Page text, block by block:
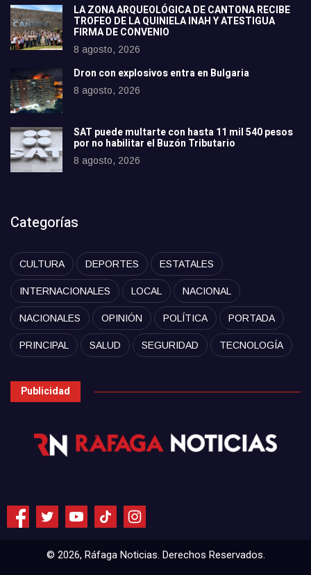
LA ZONA ARQUEOLÓGICA DE CANTONA RECIBE
TROFEO DE LA QUINIELA INAH Y ATESTIGUA
FIRMA DE CONVENIO
8 agosto, 2026
Dron con explosivos entra en Bulgaria
8 agosto, 2026
SAT puede multarte con hasta 11 mil 540 pesos
por no habilitar el Buzón Tributario
8 agosto, 2026
Categorías
CULTURA DEPORTES ESTATALES
INTERNACIONALES LOCAL NACIONAL
NACIONALES OPINIÓN POLÍTICA PORTADA
PRINCIPAL SALUD SEGURIDAD TECNOLOGÍA
Publicidad
© 2026, Ráfaga Noticias. Derechos Reservados.